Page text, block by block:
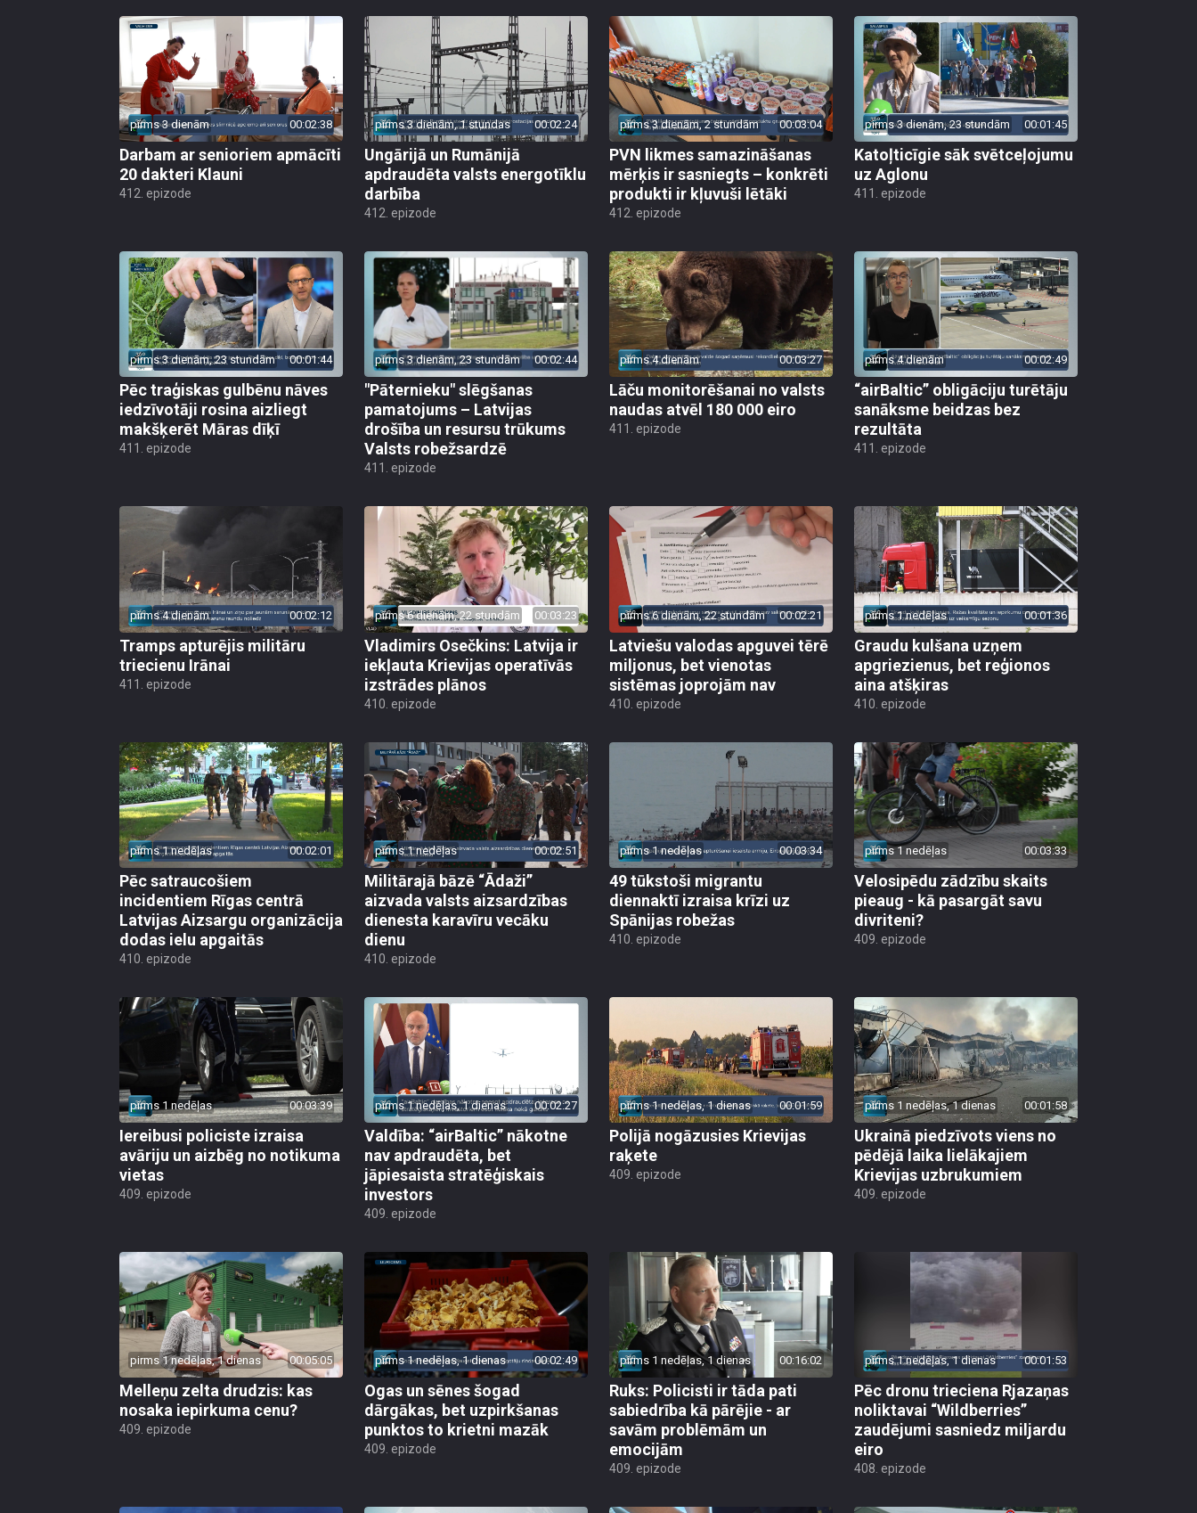
pirms 3 dienām 00:02:38
Darbam ar senioriem apmācīti
20 dakteri Klauni
412. epizode
pirms 3 dienām, 1 stundas 00:02:24
Ungārijā un Rumānijā
apdraudēta valsts energotīklu
darbība
412. epizode
pirms 3 dienām, 2 stundām 00:03:04
PVN likmes samazināšanas
mērķis ir sasniegts – konkrēti
produkti ir kļuvuši lētāki
412. epizode
pirms 3 dienām, 23 stundām 00:01:45
Katoļticīgie sāk svētceļojumu
uz Aglonu
411. epizode
pirms 3 dienām, 23 stundām 00:01:44
Pēc traģiskas gulbēnu nāves
iedzīvotāji rosina aizliegt
makšķerēt Māras dīķī
411. epizode
pirms 3 dienām, 23 stundām 00:02:44
"Pāternieku" slēgšanas
pamatojums – Latvijas
drošība un resursu trūkums
Valsts robežsardzē
411. epizode
pirms 4 dienām 00:03:27
Lāču monitorēšanai no valsts
naudas atvēl 180 000 eiro
411. epizode
pirms 4 dienām 00:02:49
“airBaltic” obligāciju turētāju
sanāksme beidzas bez
rezultāta
411. epizode
pirms 4 dienām 00:02:12
Tramps apturējis militāru
triecienu Irānai
411. epizode
pirms 6 dienām, 22 stundām 00:03:23
Vladimirs Osečkins: Latvija ir
iekļauta Krievijas operatīvās
izstrādes plānos
410. epizode
pirms 6 dienām, 22 stundām 00:02:21
Latviešu valodas apguvei tērē
miljonus, bet vienotas
sistēmas joprojām nav
410. epizode
pirms 1 nedēļas 00:01:36
Graudu kulšana uzņem
apgriezienus, bet reģionos
aina atšķiras
410. epizode
pirms 1 nedēļas 00:02:01
Pēc satraucošiem
incidentiem Rīgas centrā
Latvijas Aizsargu organizācija
dodas ielu apgaitās
410. epizode
pirms 1 nedēļas 00:02:51
Militārajā bāzē “Ādaži”
aizvada valsts aizsardzības
dienesta karavīru vecāku
dienu
410. epizode
pirms 1 nedēļas 00:03:34
49 tūkstoši migrantu
diennaktī izraisa krīzi uz
Spānijas robežas
410. epizode
pirms 1 nedēļas 00:03:33
Velosipēdu zādzību skaits
pieaug - kā pasargāt savu
divriteni?
409. epizode
pirms 1 nedēļas 00:03:39
Iereibusi policiste izraisa
avāriju un aizbēg no notikuma
vietas
409. epizode
pirms 1 nedēļas, 1 dienas 00:02:27
Valdība: “airBaltic” nākotne
nav apdraudēta, bet
jāpiesaista stratēģiskais
investors
409. epizode
pirms 1 nedēļas, 1 dienas 00:01:59
Polijā nogāzusies Krievijas
raķete
409. epizode
pirms 1 nedēļas, 1 dienas 00:01:58
Ukrainā piedzīvots viens no
pēdējā laika lielākajiem
Krievijas uzbrukumiem
409. epizode
pirms 1 nedēļas, 1 dienas 00:05:05
Melleņu zelta drudzis: kas
nosaka iepirkuma cenu?
409. epizode
pirms 1 nedēļas, 1 dienas 00:02:49
Ogas un sēnes šogad
dārgākas, bet uzpirkšanas
punktos to krietni mazāk
409. epizode
pirms 1 nedēļas, 1 dienas 00:16:02
Ruks: Policisti ir tāda pati
sabiedrība kā pārējie - ar
savām problēmām un
emocijām
409. epizode
pirms 1 nedēļas, 1 dienas 00:01:53
Pēc dronu trieciena Rjazaņas
noliktavai “Wildberries”
zaudējumi sasniedz miljardu
eiro
408. epizode